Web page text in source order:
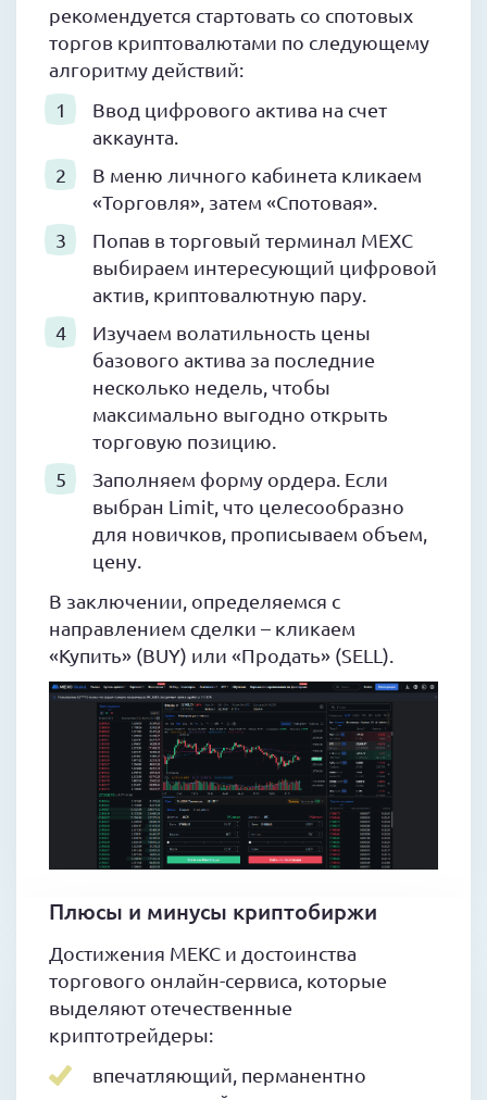
рекомендуется стартовать со спотовых
торгов криптовалютами по следующему
алгоритму действий:
Ввод цифрового актива на счет
аккаунта.
В меню личного кабинета кликаем
«Торговля», затем «Спотовая».
Попав в торговый терминал MEXC
выбираем интересующий цифровой
актив, криптовалютную пару.
Изучаем волатильность цены
базового актива за последние
несколько недель, чтобы
максимально выгодно открыть
торговую позицию.
Заполняем форму ордера. Если
выбран Limit, что целесообразно
для новичков, прописываем объем,
цену.
В заключении, определяемся с
направлением сделки – кликаем
«Купить» (BUY) или «Продать» (SELL).
Плюсы и минусы криптобиржи
Достижения МЕКС и достоинства
торгового онлайн-сервиса, которые
выделяют отечественные
криптотрейдеры:
впечатляющий, перманентно